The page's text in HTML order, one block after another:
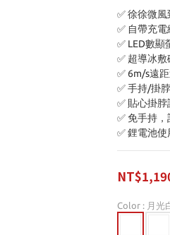
✅ 徐徐微
✅ 自帶充
✅ LED數
✅ 超導冰
✅ 6m/s遠
✅ 手持/掛
✅ 貼心掛
✅ 免手持
✅ 鋰電池
Color : 月光